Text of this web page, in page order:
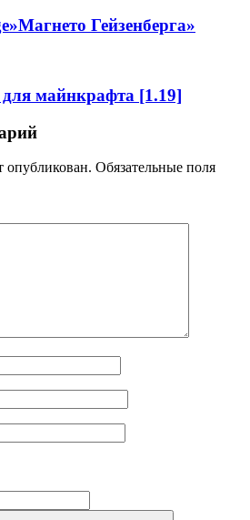
Гейзенберга»
майнкрафта [1.19]
опубликован. Обязательные поля